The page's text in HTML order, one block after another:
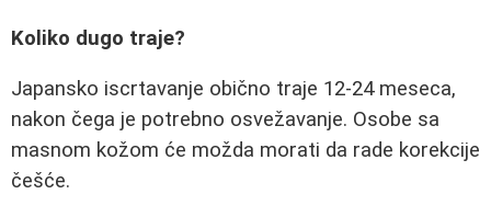
Koliko dugo traje?
Japansko iscrtavanje obično traje 12-24 meseca,
nakon čega je potrebno osvežavanje. Osobe sa
masnom kožom će možda morati da rade korekcije
češće.